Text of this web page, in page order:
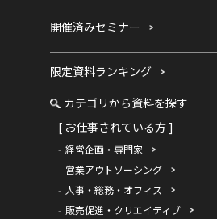
開催済みセミナー
限定資料ランキング
カテゴリから資料を探す
[ お仕事されている方 ]
経営企画・専門家
営業アウトソーシング
人事・総務・オフィス
販売促進・クリエイティブ